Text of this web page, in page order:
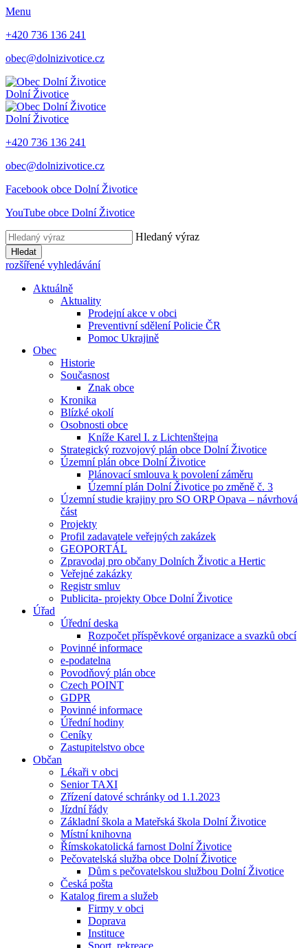
Menu
+420 736 136 241
obec@dolnizivotice.cz
Dolní Životice
Dolní Životice
+420 736 136 241
obec@dolnizivotice.cz
Facebook obce Dolní Životice
YouTube obce Dolní Životice
Hledaný výraz
Hledat
rozšířené vyhledávání
Aktuálně
Aktuality
Prodejní akce v obci
Preventivní sdělení Policie ČR
Pomoc Ukrajině
Obec
Historie
Současnost
Znak obce
Kronika
Blízké okolí
Osobnosti obce
Kníže Karel I. z Lichtenštejna
Strategický rozvojový plán obce Dolní Životice
Územní plán obce Dolní Životice
Plánovací smlouva k povolení záměru
Územní plán Dolní Životice po změně č. 3
Územní studie krajiny pro SO ORP Opava – návrhová
část
Projekty
Profil zadavatele veřejných zakázek
GEOPORTÁL
Zpravodaj pro občany Dolních Životic a Hertic
Veřejné zakázky
Registr smluv
Publicita- projekty Obce Dolní Životice
Úřad
Úřední deska
Rozpočet příspěvkové organizace a svazků obcí
Povinné informace
e-podatelna
Povodňový plán obce
Czech POINT
GDPR
Povinné informace
Úřední hodiny
Ceníky
Zastupitelstvo obce
Občan
Lékaři v obci
Senior TAXI
Zřízení datové schránky od 1.1.2023
Jízdní řády
Základní škola a Mateřská škola Dolní Životice
Místní knihovna
Římskokatolická farnost Dolní Životice
Pečovatelská služba obce Dolní Životice
Dům s pečovatelskou službou Dolní Životice
Česká pošta
Katalog firem a služeb
Firmy v obci
Doprava
Instituce
Sport, rekreace